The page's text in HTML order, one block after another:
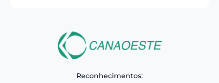
Reconhecimentos: